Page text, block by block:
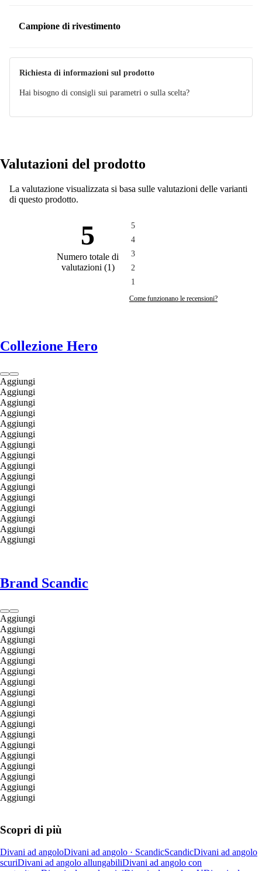
Campione di rivestimento
Campione di rivestimento SCANDIC Mito 68
Ordina un campione di tessuto da ricevere a casa tua.
Richiedi un campione
Richiesta di informazioni sul prodotto
Hai bisogno di consigli sui parametri o sulla scelta?
Valutazioni del prodotto
La valutazione visualizzata si basa sulle valutazioni delle varianti
di questo prodotto.
5
Numero totale di
valutazioni (1)
5
4
3
2
1
Come funzionano le recensioni?
Collezione Hero
Aggiungi
Aggiungi
Aggiungi
Aggiungi
Aggiungi
Aggiungi
Aggiungi
Aggiungi
Aggiungi
Aggiungi
Aggiungi
Aggiungi
Aggiungi
Aggiungi
Aggiungi
Aggiungi
Brand Scandic
Aggiungi
Aggiungi
Aggiungi
Aggiungi
Aggiungi
Aggiungi
Aggiungi
Aggiungi
Aggiungi
Aggiungi
Aggiungi
Aggiungi
Aggiungi
Aggiungi
Aggiungi
Aggiungi
Aggiungi
Aggiungi
Scopri di più
Divani ad angoloDivani ad angolo · ScandicScandicDivani ad angolo
scuriDivani ad angolo allungabiliDivani ad angolo con